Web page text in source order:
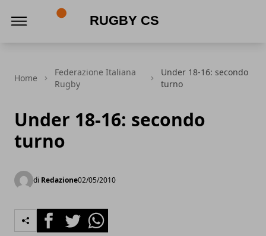
Home
Federazione Italiana
Rugby
Under 18-16: secondo
turno
Under 18-16: secondo
turno
di Redazione02/05/2010
FacebookTwitterWhatsapp